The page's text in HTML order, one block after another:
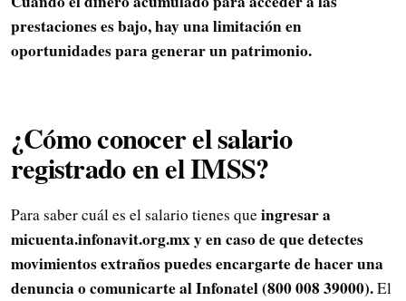
prestaciones es bajo, hay una limitación en
oportunidades para generar un patrimonio.
¿Cómo conocer el salario
registrado en el IMSS?
Para saber cuál es el salario tienes queingresar a
micuenta.infonavit.org.mx y en caso de que detectes
movimientos extraños puedes encargarte de hacer una
denuncia o comunicarte al Infonatel (800 008 39000).El